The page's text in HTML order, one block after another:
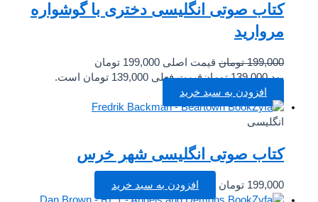
کتاب صوتی انگلیسی دختری با گوشواره
مروارید
199,000 تومان
قیمت اصلی 199,000 تومان
139,000 تومانقیمت فعلی 139,000 تومان است.
افزودن به سبد خرید
انگلیسی
کتاب صوتی انگلیسی شهر خرس
199,000 تومان افزودن به سبد خرید